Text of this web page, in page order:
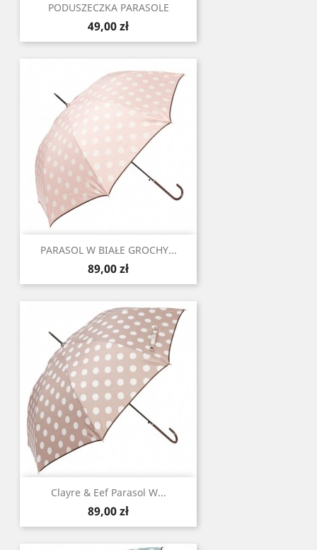
PODUSZECZKA PARASOLE
Cena
49,00 zł
PARASOL W BIAŁE GROCHY...
Cena
89,00 zł
Clayre & Eef Parasol W...
Cena
89,00 zł